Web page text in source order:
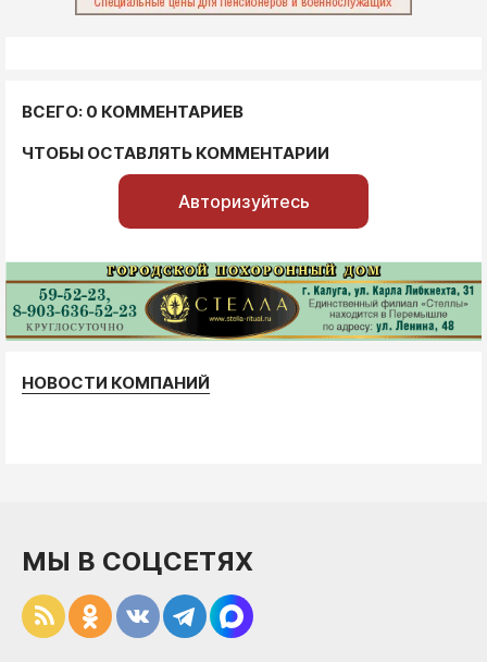
ВСЕГО: 0 КОММЕНТАРИЕВ
ЧТОБЫ ОСТАВЛЯТЬ КОММЕНТАРИИ
Авторизуйтесь
НОВОСТИ КОМПАНИЙ
МЫ В СОЦСЕТЯХ